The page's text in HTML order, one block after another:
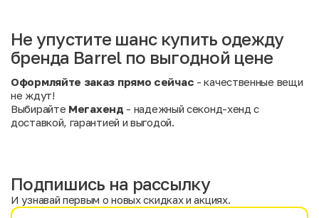
Не упустите шанс купить одежду
бренда Barrel по выгодной цене
Оформляйте заказ прямо сейчас - качественные вещи
не ждут!
Выбирайте Мегахенд - надежный секонд-хенд с
доставкой, гарантией и выгодой.
Подпишись на рассылку
И узнавай первым о новых скидках и акциях.